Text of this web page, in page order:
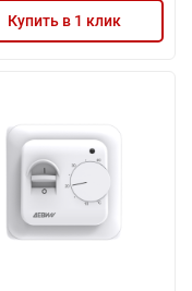
Купить в 1 клик